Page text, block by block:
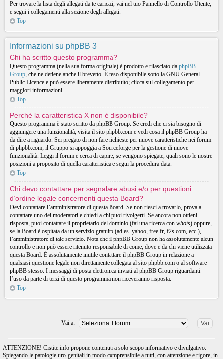
Per trovare la lista degli allegati da te caricati, vai nel tuo Pannello di Controllo Utente,
e segui i collegamenti alla sezione degli allegati.
Top
Informazioni su phpBB 3
Chi ha scritto questo programma?
Questo programma (nella sua forma originale) è prodotto e rilasciato da phpBB
Group, che ne detiene anche il brevetto. È reso disponibile sotto la GNU General
Public Licence e può essere liberamente distribuito; clicca sul collegamento per
maggiori informazioni.
Top
Perché la caratteristica X non è disponibile?
Questo programma è stato scritto da phpBB Group. Se credi che ci sia bisogno di
aggiungere una funzionalità, visita il sito phpbb.com e vedi cosa il phpBB Group ha
da dire a riguardo. Sei pregato di non fare richieste per nuove caratteristiche nei forum
di phpbb.com; il Gruppo si appoggia a Sourceforge per la gestione di nuove
funzionalità. Leggi il forum e cerca di capire, se vengono spiegate, quali sono le nostre
posizioni a proposito di quella caratteristica e segui la procedura data.
Top
Chi devo contattare per segnalare abusi e/o per questioni
d’ordine legale concernenti questa Board?
Devi contattare l’amministratore di questa Board. Se non riesci a trovarlo, prova a
contattare uno dei moderatori e chiedi a chi puoi rivolgerti. Se ancora non ottieni
risposta, puoi contattare il proprietario del dominio (fai una ricerca con whois) oppure,
se la Board è ospitata da un servizio gratuito (ad es. yahoo, free.fr, f2s.com, ecc.),
l’amministratore di tale servizio. Nota che il phpBB Group non ha assolutamente alcun
controllo e non può essere ritenuto responsabile di come, dove e da chi viene utilizzata
questa Board. È assolutamente inutile contattare il phpBB Group in relazione a
qualsiasi questione legale non direttamente collegata al sito phpbb.com o al software
phpBB stesso. I messaggi di posta elettronica inviati al phpBB Group riguardanti
l’uso da parte di terzi di questo programma non riceveranno risposta.
Top
Vai a:
ATTENZIONE! Cistite.info propone contenuti a solo scopo informativo e divulgativo.
Spiegando le patologie uro-genitali in modo comprensibile a tutti, con attenzione e rigore, in